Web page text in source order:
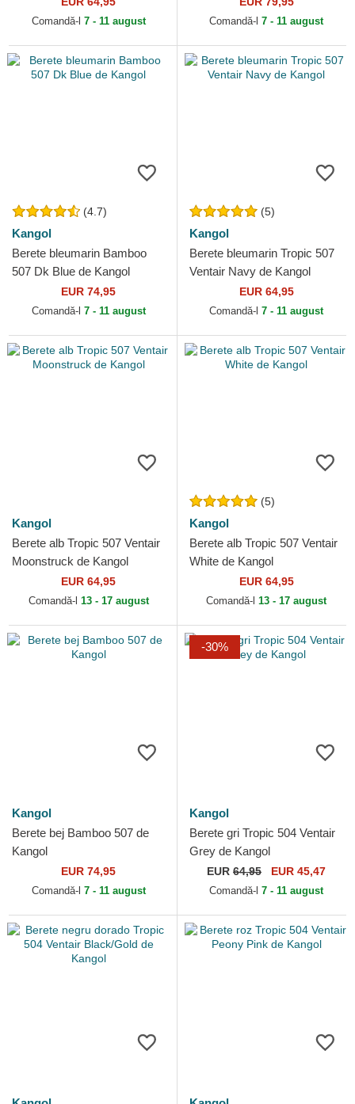
Comandă-l 7 - 11 august Comandă-l 7 - 11 august
(4.7)
Kangol
Berete bleumarin Bamboo
507 Dk Blue de Kangol
EUR 74,95
Comandă-l 7 - 11 august
(5)
Kangol
Berete bleumarin Tropic 507
Ventair Navy de Kangol
EUR 64,95
Comandă-l 7 - 11 august
Kangol
Berete alb Tropic 507 Ventair
Moonstruck de Kangol
EUR 64,95
Comandă-l 13 - 17 august
(5)
Kangol
Berete alb Tropic 507 Ventair
White de Kangol
EUR 64,95
Comandă-l 13 - 17 august
Kangol
Berete bej Bamboo 507 de
Kangol
EUR 74,95
Comandă-l 7 - 11 august
-30%
Kangol
Berete gri Tropic 504 Ventair
Grey de Kangol
EUR 64,95 EUR 45,47
Comandă-l 7 - 11 august